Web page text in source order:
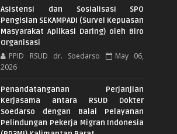
Asistensi dan Sosialisasi SPO
Pengisian SEKAMPADI (Survei Kepuasan
Masyarakat Aplikasi Daring) oleh Biro
Organisasi
PPID RSUD dr. Soedarso
May 06,
2026
Penandatanganan Perjanjian
Kerjasama antara RSUD Dokter
Soedarso dengan Balai Pelayanan
Pelindungan Pekerja Migran Indonesia